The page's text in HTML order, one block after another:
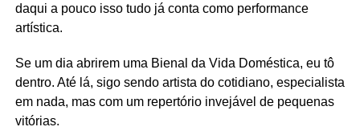
daqui a pouco isso tudo já conta como performance
artística.
Se um dia abrirem uma Bienal da Vida Doméstica, eu tô
dentro. Até lá, sigo sendo artista do cotidiano, especialista
em nada, mas com um repertório invejável de pequenas
vitórias.